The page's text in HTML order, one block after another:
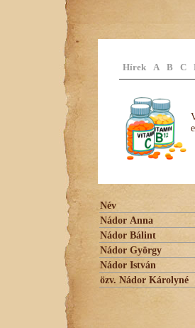
Hírek A B C
Név
Nádor Anna
Nádor Bálint
Nádor György
Nádor István
özv. Nádor Károlyné